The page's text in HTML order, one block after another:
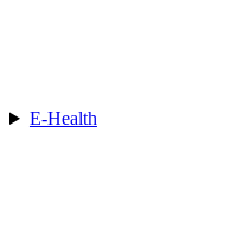
E-Health